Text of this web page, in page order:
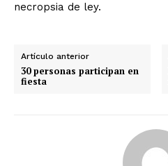
necropsia de ley.
Artículo anterior
30 personas participan en
fiesta